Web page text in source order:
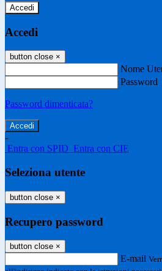
Accedi
Accedi
button close ×
Nome
Password
Password dimenticata?
-
Entra con SPID Entra con CIE
Seleziona utente
button close ×
Recupero password
button close ×
E-mail